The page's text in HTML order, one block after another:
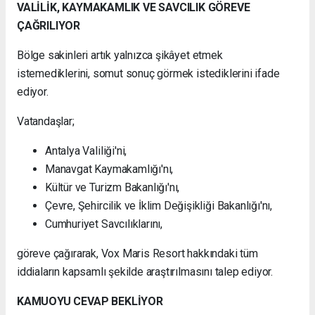
VALİLİK, KAYMAKAMLIK VE SAVCILIK GÖREVE
ÇAĞRILIYOR
Bölge sakinleri artık yalnızca şikâyet etmek
istemediklerini, somut sonuç görmek istediklerini ifade
ediyor.
Vatandaşlar;
Antalya Valiliği'ni,
Manavgat Kaymakamlığı'nı,
Kültür ve Turizm Bakanlığı'nı,
Çevre, Şehircilik ve İklim Değişikliği Bakanlığı'nı,
Cumhuriyet Savcılıklarını,
göreve çağırarak, Vox Maris Resort hakkındaki tüm
iddiaların kapsamlı şekilde araştırılmasını talep ediyor.
KAMUOYU CEVAP BEKLİYOR